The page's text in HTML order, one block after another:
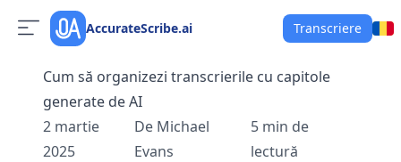
AccurateScribe.ai Transcriere
Cum să organizezi transcrierile cu capitole
generate de AI
2 martie
2025
De Michael
Evans
5 min de
lectură